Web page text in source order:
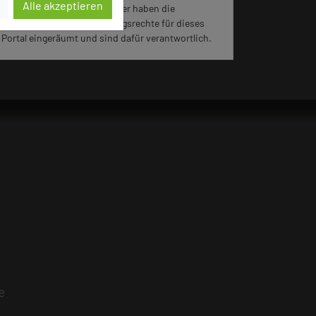
Alle akzeptieren
Für die Verwendung der Bilder haben die
jeweiligen Hotels die Nutzungsrechte für dieses
Portal eingeräumt und sind dafür verantwortlich.